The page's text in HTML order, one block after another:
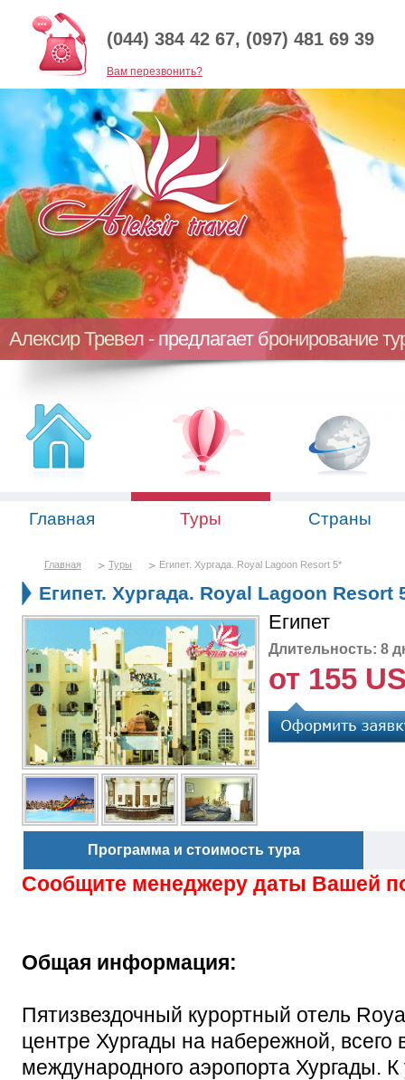
(044) 384 42 67, (097) 481 69 39
Baм перезвонить?
Алексир Тревел - предлагает бронирование
Главная Туры Страны
Главная Туры Египет. Хургада. Royal Lagoon Resort 5*
Египет. Хургада. Royal Lagoon Resort
Египет
Длительность: 8
от 155
Программа и стоимость тура
Сообщите менеджеру даты Вашей
Общая информация:
Пятизвездочный курортный отель
центре Хургады на набережной,
международного аэропорта Хургады.